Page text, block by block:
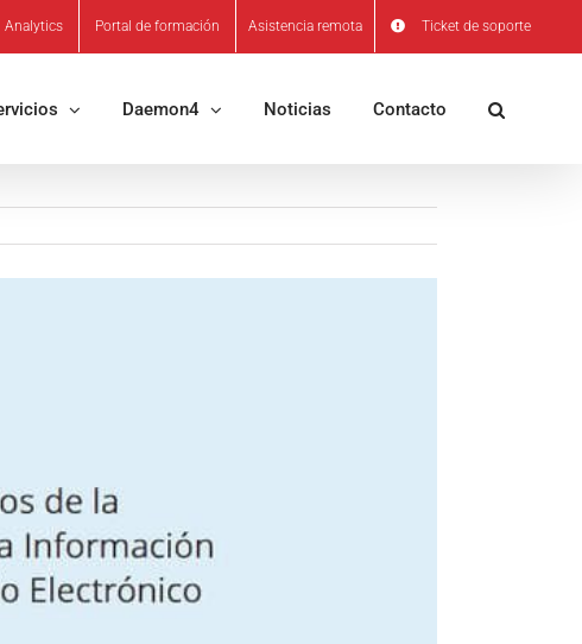
Analytics Portal de formación Asistencia remota Ticket de soporte
Daemon4 Noticias Contacto